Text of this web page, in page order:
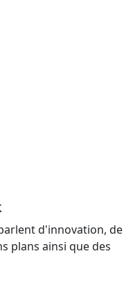
d'innovation, de
plans ainsi que des